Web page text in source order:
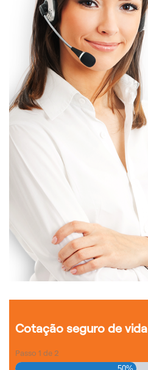
Cotação seguro de vida
Passo 1 de 2